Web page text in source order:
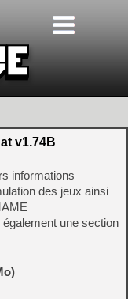
v1.74B
informations
des jeux ainsi
une section